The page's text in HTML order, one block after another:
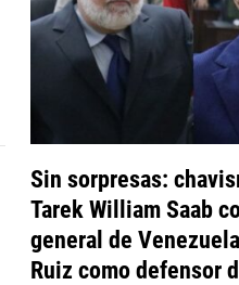
Sin sorpresas:
Tarek William Saab
general de
Ruiz como defensor